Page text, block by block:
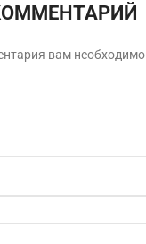
вам необходимо